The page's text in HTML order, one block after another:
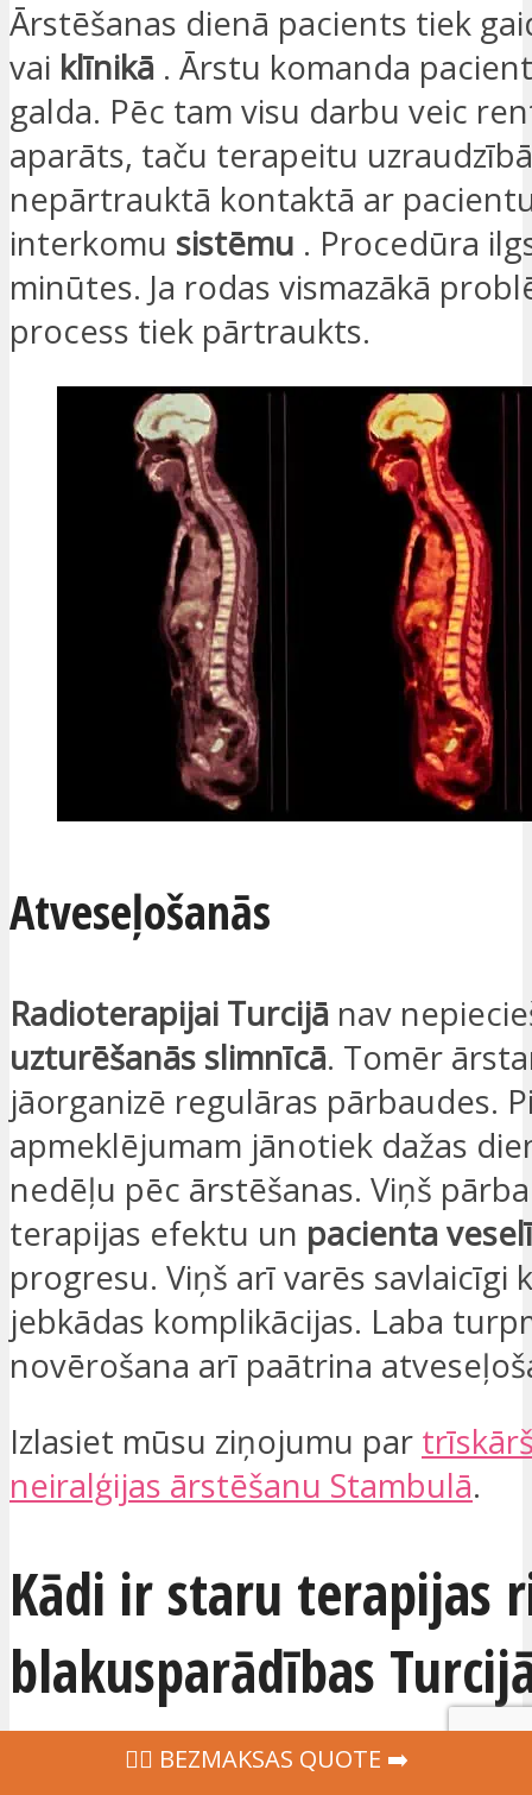
Ārstēšanas dienā pacients tiek
vai klīnikā . Ārstu komanda
galda. Pēc tam visu darbu veic
aparāts, taču terapeitu
nepārtrauktā kontaktā ar
interkomu sistēmu . Procedūra
minūtes. Ja rodas vismazākā
process tiek pārtraukts.
Atveseļošanās
Radioterapijai Turcijā nav
uzturēšanās slimnīcā. Tomēr
jāorganizē regulāras pārbaudes.
apmeklējumam jānotiek dažas
nedēļu pēc ārstēšanas. Viņš
terapijas efektu un pacienta
progresu. Viņš arī varēs savlaicīgi
jebkādas komplikācijas. Laba
novērošana arī paātrina
Izlasiet mūsu ziņojumu par
neiralģijas ārstēšanu Stambulā.
Kādi ir staru terapijas
blakusparādības
Radioterapija Turcijātiek
‍👩‍⚕ BEZMAKSAS QUOTE ➡️